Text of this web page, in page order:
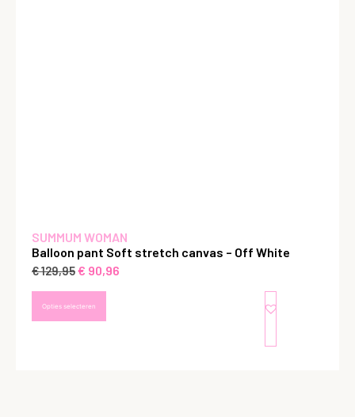
SUMMUM WOMAN
Balloon pant Soft stretch canvas – Off White
€129,95€ 90,96
Opties selecteren